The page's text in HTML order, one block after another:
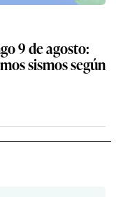
9 de agosto:
sismos según